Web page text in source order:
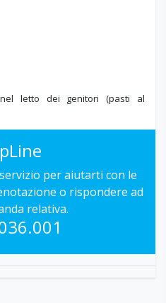
nel letto dei genitori (pasti al
per aiutarti con le
o rispondere ad
relativa.